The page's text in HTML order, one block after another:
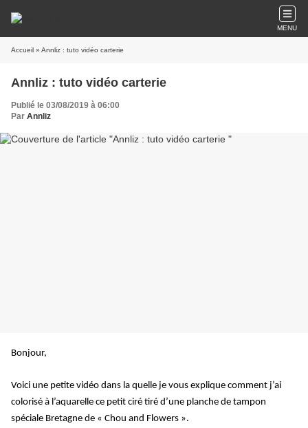
MENU
Accueil » Annliz : tuto vidéo carterie
Annliz : tuto vidéo carterie
Publié le 03/08/2019 à 06:00
Par Annliz
Bonjour,
Voici une petite vidéo dans la quelle je vous explique comment j’ai
colorisé à l’aquarelle ce petit ciré tiré d’une planche de tampon
spéciale Bretagne de « Chou and Flowers ».